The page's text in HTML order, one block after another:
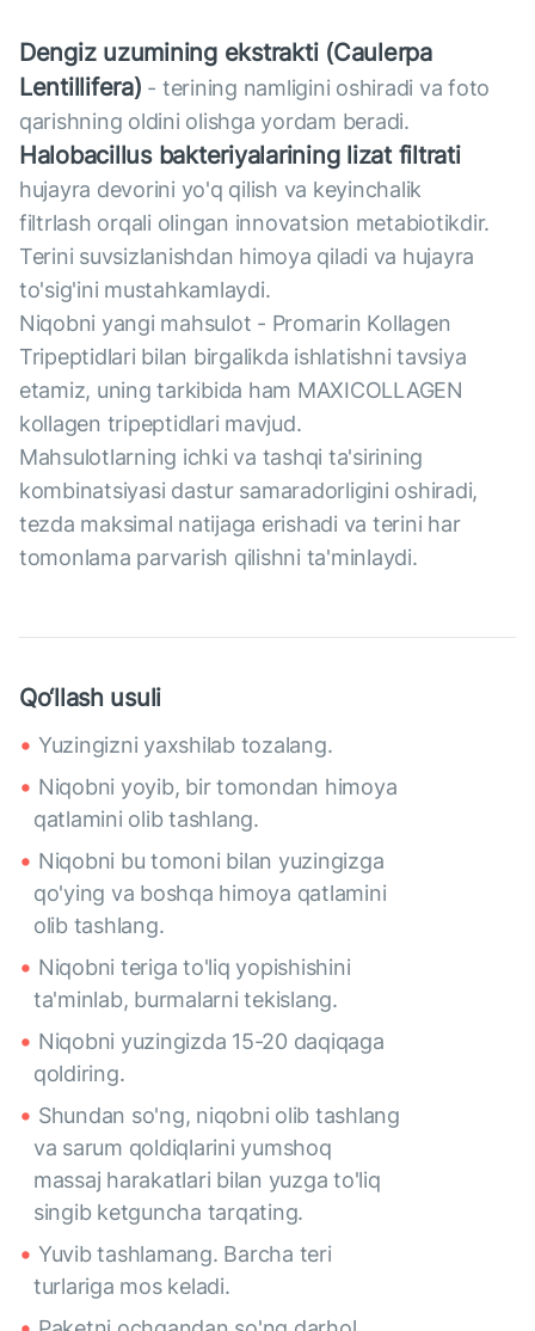
Dengiz uzumining ekstrakti (Caulerpa
Lentillifera) - terining namligini oshiradi va foto
qarishning oldini olishga yordam beradi.
Halobacillus bakteriyalarining lizat filtrati
hujayra devorini yo'q qilish va keyinchalik
filtrlash orqali olingan innovatsion metabiotikdir.
Terini suvsizlanishdan himoya qiladi va hujayra
to'sig'ini mustahkamlaydi.
Niqobni yangi mahsulot - Promarin Kollagen
Tripeptidlari bilan birgalikda ishlatishni tavsiya
etamiz, uning tarkibida ham MAXICOLLAGEN
kollagen tripeptidlari mavjud.
Mahsulotlarning ichki va tashqi ta'sirining
kombinatsiyasi dastur samaradorligini oshiradi,
tezda maksimal natijaga erishadi va terini har
tomonlama parvarish qilishni ta'minlaydi.
Qo‘llash usuli
Yuzingizni yaxshilab tozalang.
Niqobni yoyib, bir tomondan himoya
qatlamini olib tashlang.
Niqobni bu tomoni bilan yuzingizga
qo'ying va boshqa himoya qatlamini
olib tashlang.
Niqobni teriga to'liq yopishishini
ta'minlab, burmalarni tekislang.
Niqobni yuzingizda 15-20 daqiqaga
qoldiring.
Shundan so'ng, niqobni olib tashlang
va sarum qoldiqlarini yumshoq
massaj harakatlari bilan yuzga to'liq
singib ketguncha tarqating.
Yuvib tashlamang. Barcha teri
turlariga mos keladi.